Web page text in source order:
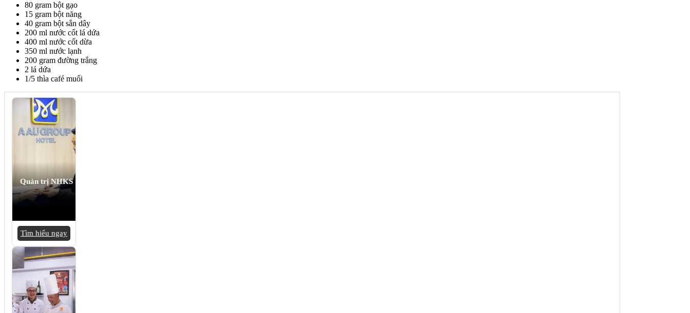
80 gram bột gạo
15 gram bột năng
40 gram bột sắn dây
200 ml nước cốt lá dứa
400 ml nước cốt dừa
350 ml nước lạnh
200 gram đường trắng
2 lá dứa
1/5 thìa café muối
Quản trị NHKS
Tìm hiểu ngay